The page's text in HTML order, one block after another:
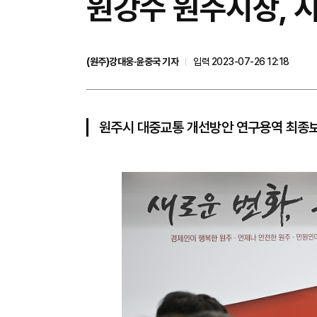
원강수 원주시장,
(원주)강대웅·윤중국 기자 입력 2023-07-26 12:18
원주시 대중교통 개선방안 연구용역 최종